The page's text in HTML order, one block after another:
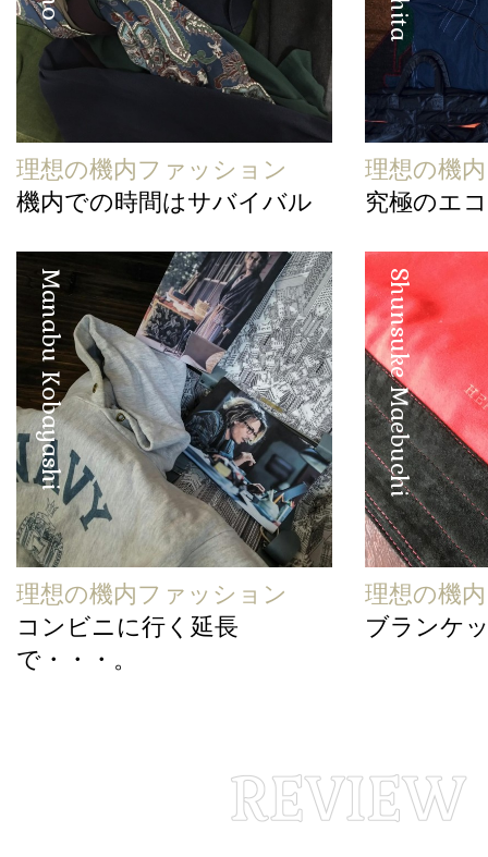
理想の機内ファッション
機内での時間はサバイバル
理想の機
究極のエ
Manabu Kobayashi
理想の機内ファッション
コンビニに行く延長
で・・・。
Shunsuke Maebuchi
理想の機
ブランケ